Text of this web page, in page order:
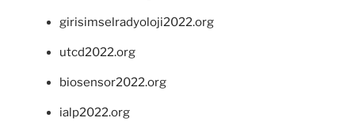
girisimselradyoloji2022.org
utcd2022.org
biosensor2022.org
ialp2022.org